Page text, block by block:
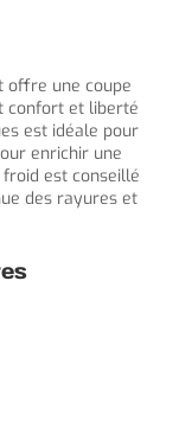
offre une coupe
confort et liberté
est idéale pour
enrichir une
est conseillé
des rayures et